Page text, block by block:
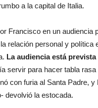
a la capital de Italia.
Francisco en un audiencia
relación personal y política
La audiencia está prevista
servir para hacer tabla rasa
con furia al Santa Padre, y
devolvió la estocada.